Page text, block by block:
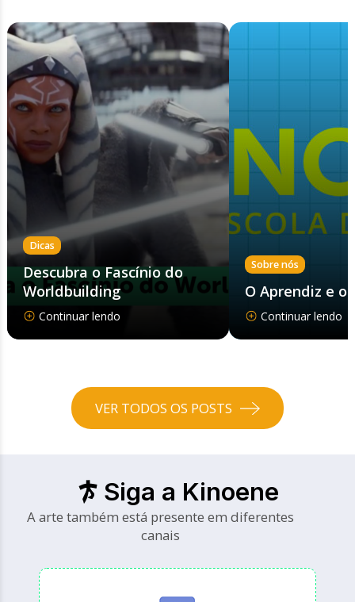
Dicas
Descubra o Fascínio do
Worldbuilding
Continuar lendo
Sobre nós
O Aprendiz e o
Continuar lendo
VER TODOS OS POSTS
Siga a Kinoene
A arte também está presente em diferentes
canais